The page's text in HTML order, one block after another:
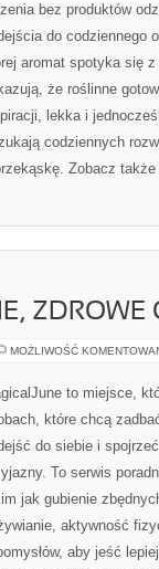
bez produktów
do codziennego
aromat spotyka się
że roślinne
lekka i
codziennych
Zobacz
ZDROWE
MOŻLIWOŚĆ
to miejsce,
które chcą
do siebie i
To serwis
jak gubienie
aktywność
aby jeść